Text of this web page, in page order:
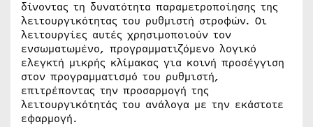
δίνοντας τη δυνατότητα παραμετροποίησης της
λειτουργικότητας του ρυθμιστή στροφών. Οι
λειτουργίες αυτές χρησιμοποιούν τον
ενσωματωμένο, προγραμματιζόμενο λογικό
ελεγκτή μικρής κλίμακας για κοινή προσέγγιση
στον προγραμματισμό του ρυθμιστή,
επιτρέποντας την προσαρμογή της
λειτουργικότητάς του ανάλογα με την εκάστοτε
εφαρμογή.